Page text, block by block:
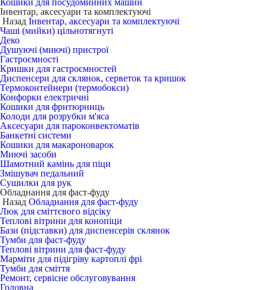
Кошики для посудомийних машин
Інвентар, аксесуари та комплектуючі
Назад Інвентар, аксесуари та комплектуючі
Чаші (мийки) цільнотягнуті
Деко
Душуючі (миючі) пристрої
Гастроємності
Кришки для гастроємностей
Диспенсери для склянок, серветок та кришок
Термоконтейнери (термобокси)
Конфорки електричні
Кошики для фритюрниць
Колоди для розрубки м'яса
Аксесуари для пароконвектоматів
Банкетні системи
Кошики для макароноварок
Миючі засоби
Шамотний камінь для піци
Змішувач педальний
Сушилки для рук
Обладнання для фаст-фуду
Назад Обладнання для фаст-фуду
Люк для сміттєвого відсіку
Теплові вітрини для конопіци
Бази (підставки) для диспенсерів склянок
Тумби для фаст-фуду
Теплові вітрини для фаст-фуду
Марміти для підігріву картоплі фрі
Тумби для сміття
Ремонт, сервісне обслуговування
Головна